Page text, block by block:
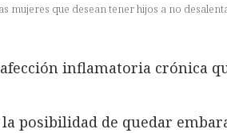
mujeres que desean tener hijos a no
inflamatoria crónica
posibilidad de quedar